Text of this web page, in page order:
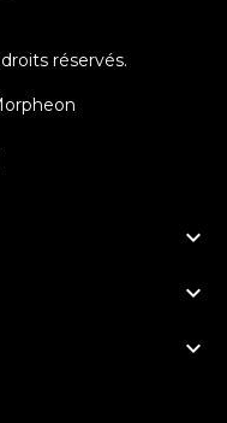
réservés.


